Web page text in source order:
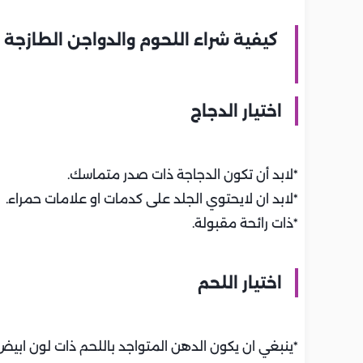
كيفية شراء اللحوم والدواجن الطازجة
اختيار الدجاج
*لابد أن تكون الدجاجة ذات صدر متماسك.
*لابد ان لايحتوي الجلد على كدمات او علامات حمراء.
*ذات رائحة مقبولة.
اختيار اللحم
*ينبغي ان يكون الدهن المتواجد باللحم ذات لون